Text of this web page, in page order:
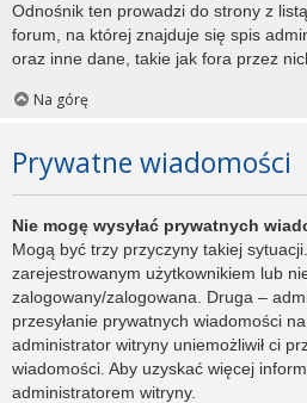
Odnośnik ten prowadzi do strony z
forum, na której znajduje się spis
oraz inne dane, takie jak fora przez
Na górę
Prywatne wiadomości
Nie mogę wysyłać prywatnych
Mogą być trzy przyczyny takiej
zarejestrowanym użytkownikiem lub
zalogowany/zalogowana. Druga –
przesyłanie prywatnych wiadomości
administrator witryny uniemożliwił ci
wiadomości. Aby uzyskać więcej
administratorem witryny.